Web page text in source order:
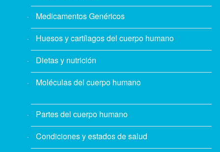
Medicamentos Genéricos
Huesos y cartílagos del cuerpo humano
Dietas y nutrición
Moléculas del cuerpo humano
Partes del cuerpo humano
Condiciones y estados de salud